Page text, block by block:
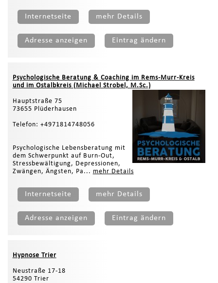
Internetseite mehr Details
Adresse anzeigen Eintrag ändern
Psychologische Beratung & Coaching im Rems-Murr-Kreis
und im Ostalbkreis (Michael Strobel, M.Sc.)
Hauptstraße 75
73655 Plüderhausen
Telefon: +4971814748056
Psychologische Lebensberatung mit
dem Schwerpunkt auf Burn-Out,
Stressbewältigung, Depressionen,
Zwängen, Ängsten, Pa... mehr Details
Internetseite mehr Details
Adresse anzeigen Eintrag ändern
Hypnose Trier
Neustraße 17-18
54290 Trier